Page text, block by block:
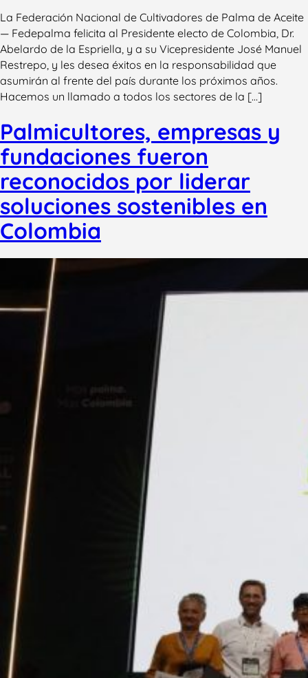
La Federación Nacional de Cultivadores de Palma de Aceite
— Fedepalma felicita al Presidente electo de Colombia, Dr.
Abelardo de la Espriella, y a su Vicepresidente José Manuel
Restrepo, y les desea éxitos en la responsabilidad que
asumirán al frente del país durante los próximos años.
Hacemos un llamado a todos los sectores de la […]
Palmicultores, empresas y
fundaciones fueron
reconocidos por liderar
soluciones sostenibles en
Colombia